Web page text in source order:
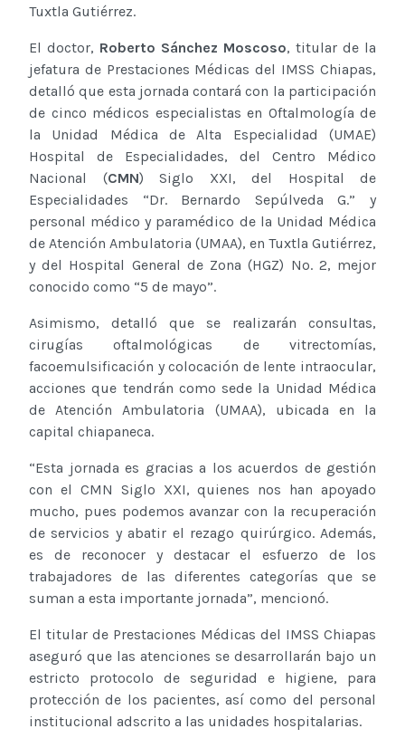
Tuxtla Gutiérrez.
El doctor, Roberto Sánchez Moscoso, titular de la
jefatura de Prestaciones Médicas del IMSS Chiapas,
detalló que esta jornada contará con la participación
de cinco médicos especialistas en Oftalmología de
la Unidad Médica de Alta Especialidad (UMAE)
Hospital de Especialidades, del Centro Médico
Nacional (CMN) Siglo XXI, del Hospital de
Especialidades “Dr. Bernardo Sepúlveda G.” y
personal médico y paramédico de la Unidad Médica
de Atención Ambulatoria (UMAA), en Tuxtla Gutiérrez,
y del Hospital General de Zona (HGZ) No. 2, mejor
conocido como “5 de mayo”.
Asimismo, detalló que se realizarán consultas,
cirugías oftalmológicas de vitrectomías,
facoemulsificación y colocación de lente intraocular,
acciones que tendrán como sede la Unidad Médica
de Atención Ambulatoria (UMAA), ubicada en la
capital chiapaneca.
“Esta jornada es gracias a los acuerdos de gestión
con el CMN Siglo XXI, quienes nos han apoyado
mucho, pues podemos avanzar con la recuperación
de servicios y abatir el rezago quirúrgico. Además,
es de reconocer y destacar el esfuerzo de los
trabajadores de las diferentes categorías que se
suman a esta importante jornada”, mencionó.
El titular de Prestaciones Médicas del IMSS Chiapas
aseguró que las atenciones se desarrollarán bajo un
estricto protocolo de seguridad e higiene, para
protección de los pacientes, así como del personal
institucional adscrito a las unidades hospitalarias.